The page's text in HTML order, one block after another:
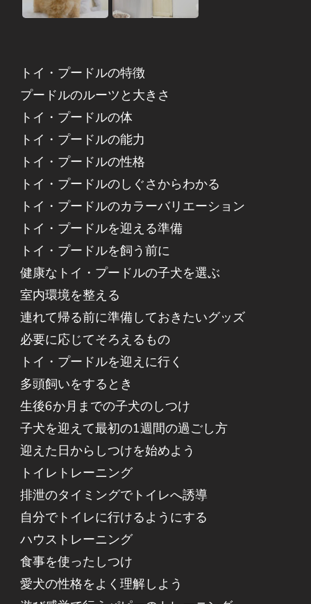
トイ・プードルの特徴
プードルのルーツと大きさ
トイ・プードルの体
トイ・プードルの能力
トイ・プードルの性格
トイ・プードルのしぐさからわかる
トイ・プードルのカラーバリエーション
トイ・プードルを迎える準備
トイ・プードルを飼う前に
健康なトイ・プードルの子犬を選ぶ
室内環境を整える
連れて帰る前に準備しておきたいグッズ
必要に応じてそろえるもの
トイ・プードルを迎えに行く
多頭飼いをするとき
生後6か月までの子犬のしつけ
子犬を迎えて最初の1週間の過ごし方
迎えた日からしつけを始めよう
トイレトレーニング
排泄のタイミングでトイレへ誘導
自分でトイレに行けるようにする
ハウストレーニング
食事を使ったしつけ
愛犬の性格をよく理解しよう